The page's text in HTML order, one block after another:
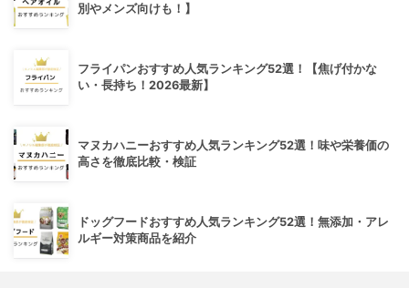
別やメンズ向けも！】
フライパンおすすめ人気ランキング52選！【焦げ付かな
い・長持ち！2026最新】
マヌカハニーおすすめ人気ランキング52選！味や栄養価の
高さを徹底比較・検証
ドッグフードおすすめ人気ランキング52選！無添加・アレ
ルギー対策商品を紹介